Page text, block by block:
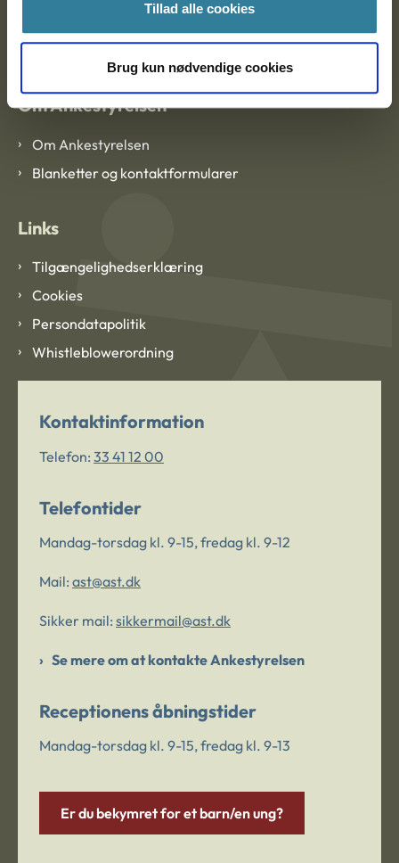
Tillad alle cookies
Brug kun nødvendige cookies
EAN: 57 98 000 35 48 21
CVR: 1007 4002
Om Ankestyrelsen
Om Ankestyrelsen
Blanketter og kontaktformularer
Links
Tilgængelighedserklæring
Cookies
Persondatapolitik
Whistleblowerordning
Kontaktinformation
Telefon: 33 41 12 00
Telefontider
Mandag-torsdag kl. 9-15, fredag kl. 9-12
Mail: ast@ast.dk
Sikker mail: sikkermail@ast.dk
Se mere om at kontakte Ankestyrelsen
Receptionens åbningstider
Mandag-torsdag kl. 9-15, fredag kl. 9-13
Er du bekymret for et barn/en ung?